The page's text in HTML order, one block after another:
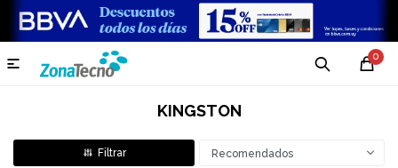
0

KINGSTON
Recomendados